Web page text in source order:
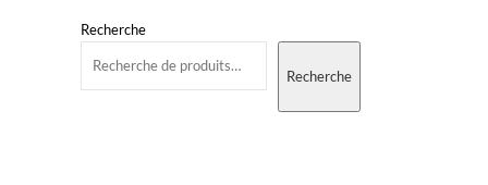
Recherche
Recherche